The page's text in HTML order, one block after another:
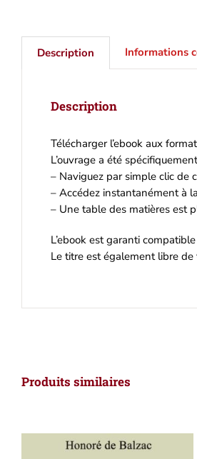
Description Informations
Description
Télécharger l’ebook aux
L’ouvrage a été
– Naviguez par simple clic de
– Accédez instantanément à
– Une table des matières est
L’ebook est garanti
Le titre est également libre
Produits similaires